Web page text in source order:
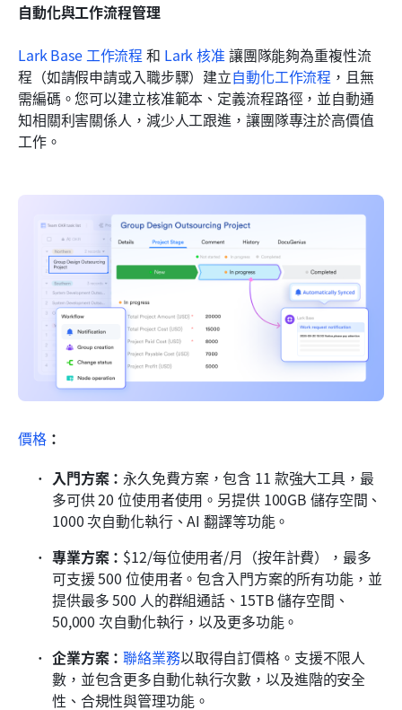
自動化與工作流程管理
Lark Base 工作流程 和 Lark 核准 讓團隊能夠為重複性流
程（如請假申請或入職步驟）建立自動化工作流程 ，且無
需編碼。您可以建立核准範本、定義流程路徑，並自動通
知相關利害關係人，減少人工跟進，讓團隊專注於高價值
工作。
價格：
入門方案： 永久免費方案，包含 11 款強大工具，最
多可供 20 位使用者使用。另提供 100GB 儲存空間、
1000 次自動化執行、AI 翻譯等功能。
專業方案： $12/每位使用者/月（按年計費），最多
可支援 500 位使用者。包含入門方案的所有功能，並
提供最多 500 人的群組通話、15TB 儲存空間、
50,000 次自動化執行，以及更多功能。
企業方案：聯絡業務以取得自訂價格。支援不限人
數，並包含更多自動化執行次數，以及進階的安全
性、合規性與管理功能。